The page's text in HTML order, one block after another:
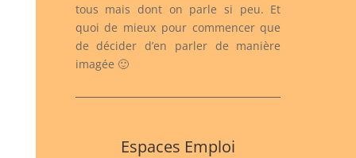
tous mais dont on parle si peu. Et
quoi de mieux pour commencer que
de décider d’en parler de manière
imagée 🙂
Espaces Emploi